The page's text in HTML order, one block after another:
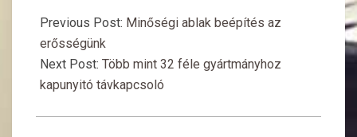
08-
24
Previous Post: Minőségi ablak beépítés az
erősségünk
Next Post: Több mint 32 féle gyártmányhoz
kapunyitó távkapcsoló